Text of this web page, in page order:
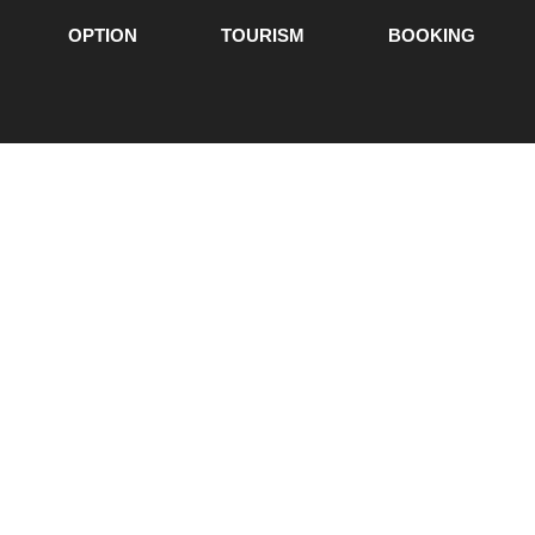
OPTION TOURISM BOOKING